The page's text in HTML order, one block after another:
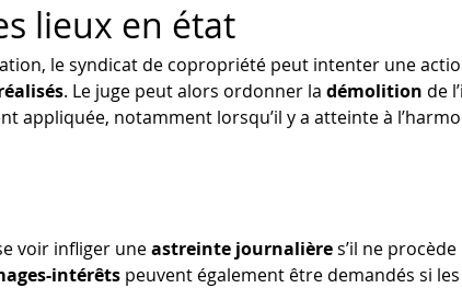
lieux en état
le syndicat de copropriété peut intenter une
. Le juge peut alors ordonner la démolition de
appliquée, notamment lorsqu’il y a atteinte à
voir infliger une astreinte journalière s’il ne
intérêts peuvent également être demandés si